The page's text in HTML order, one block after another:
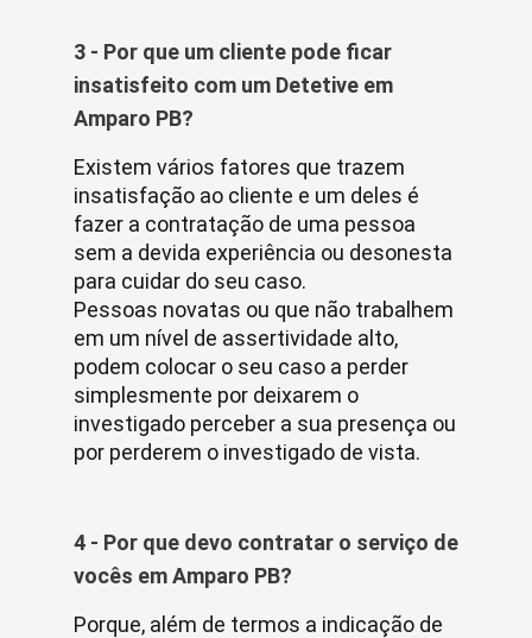
3 - Por que um cliente pode ficar
insatisfeito com um Detetive em
Amparo PB?
Existem vários fatores que trazem
insatisfação ao cliente e um deles é
fazer a contratação de uma pessoa
sem a devida experiência ou desonesta
para cuidar do seu caso.
Pessoas novatas ou que não trabalhem
em um nível de assertividade alto,
podem colocar o seu caso a perder
simplesmente por deixarem o
investigado perceber a sua presença ou
por perderem o investigado de vista.
4 - Por que devo contratar o serviço de
vocês em Amparo PB?
Porque, além de termos a indicação de